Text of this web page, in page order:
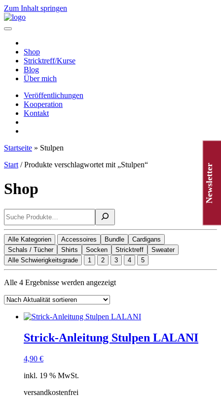
Zum Inhalt springen
Hauptnavigation
Shop
Stricktreff/Kurse
Blog
Über mich
Veröffentlichungen
Kooperation
Kontakt
Startseite » Stulpen
Start / Produkte verschlagwortet mit „Stulpen“
Shop
Suchen
Alle Kategorien Accessoires Bundle
Cardigans
Schals / Tücher
Shirts Socken Stricktreff
Sweater
Alle Schwierigkeitsgrade
1 2 3 4 5
Alle 4 Ergebnisse werden angezeigtNach
Strick-Anleitung Stulpen LALANI
4,90 €
inkl. 19 % MwSt.
versandkostenfrei
Newsletter